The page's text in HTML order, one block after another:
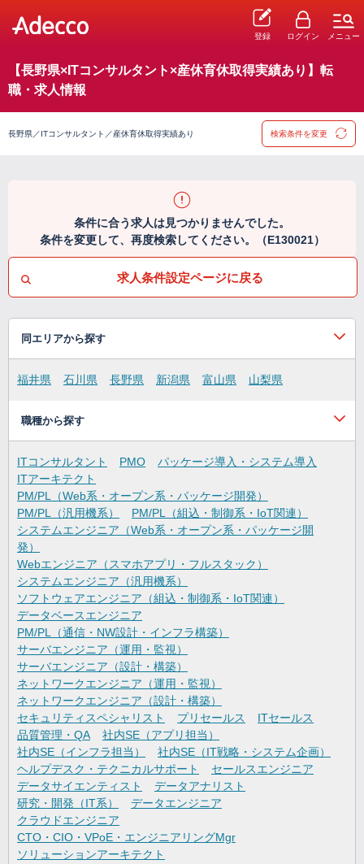
登録 ログイン メニュー
【長野県×ITコンサルタント×産休育休取得実績あり】転
職・求人情報
長野県／ITコンサルタント／産休育休取得実績あり 検索条件を変更
条件に合う求人は見つかりませんでした。
条件を変更して、再度検索してください。（E130021）
求人条件設定ページに戻る
同エリアから探す
福井県 石川県 長野県 新潟県 富山県 山梨県
職種から探す
ITコンサルタント PMO
パッケージ導入・システム導入
ITアーキテクト
PM/PL（Web系・オープン系・パッケージ開発）
PM/PL（汎用機系）
PM/PL（組込・制御系・IoT関連）
システムエンジニア（Web系・オープン系・パッケージ開
発）
Webエンジニア（スマホアプリ・フルスタック）
システムエンジニア（汎用機系）
ソフトウェアエンジニア（組込・制御系・IoT関連）
データベースエンジニア
PM/PL（通信・NW設計・インフラ構築）
サーバエンジニア（運用・監視）
サーバエンジニア（設計・構築）
ネットワークエンジニア（運用・監視）
ネットワークエンジニア（設計・構築）
セキュリティスペシャリスト
プリセールス
ITセールス
品質管理・QA
社内SE（アプリ担当）
社内SE（インフラ担当）
社内SE（IT戦略・システム企画）
ヘルプデスク・テクニカルサポート
セールスエンジニア
データサイエンティスト
データアナリスト
研究・開発（IT系）
データエンジニア
クラウドエンジニア
CTO・CIO・VPoE・エンジニアリングMgr
ソリューションアーキテクト